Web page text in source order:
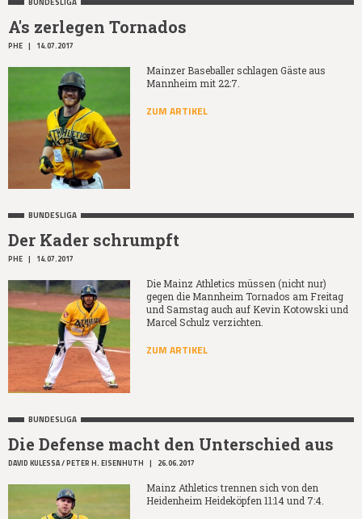
A's zerlegen Tornados
PHE | 14.07.2017
Mainzer Baseballer schlagen Gäste aus
Mannheim mit 22:7.
ZUM ARTIKEL
BUNDESLIGA
Der Kader schrumpft
PHE | 14.07.2017
Die Mainz Athletics müssen (nicht nur)
gegen die Mannheim Tornados am Freitag
und Samstag auch auf Kevin Kotowski und
Marcel Schulz verzichten.
ZUM ARTIKEL
BUNDESLIGA
Die Defense macht den Unterschied aus
DAVID KULESSA / PETER H. EISENHUTH | 26.06.2017
Mainz Athletics trennen sich von den
Heidenheim Heideköpfen 11:14 und 7:4.